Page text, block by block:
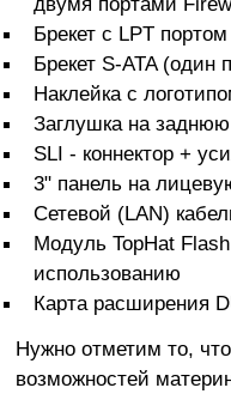
Брекет с LPT портом
Брекет S-ATA (один
Наклейка с
Заглушка на заднюю
SLI - коннектор +
3" панель на
Сетевой (LAN)
Модуль TopHat
использованию
Карта расширения
Нужно отметим то,
возможностей